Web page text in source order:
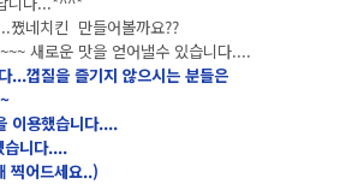
쪘네치킨 만들어볼까요??
새로운 맛을 얻어낼수 있습니다....
...껍질을 즐기지 않으시는 분들은
이용했습니다....
습니다....
찍어드세요..)